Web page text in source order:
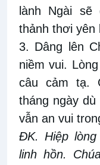
lành Ngài
thảnh thơi yên
3. Dâng lên
niềm vui.
câu cảm tạ.
tháng ngày
vẫn an vui
ĐK. Hiệp
linh hồn.